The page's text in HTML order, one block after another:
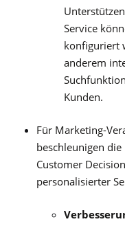
Service
konfiguriert
anderem
Kunden.
Für Marketing-
beschleunigen
Customer
personalisierter